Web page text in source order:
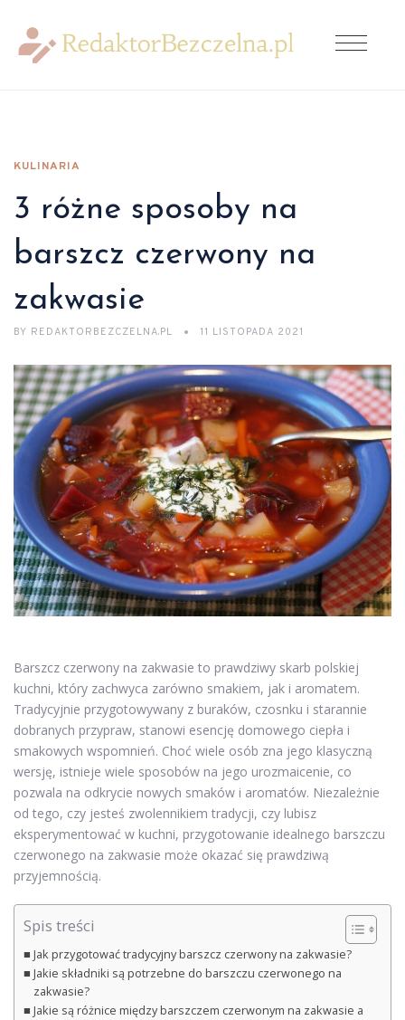
KULINARIA
3 różne sposoby na
barszcz czerwony na
zakwasie
BY REDAKTORBEZCZELNA.PL 11 LISTOPADA 2021
Barszcz czerwony na zakwasie to prawdziwy skarb polskiej
kuchni, który zachwyca zarówno smakiem, jak i aromatem.
Tradycyjnie przygotowywany z buraków, czosnku i starannie
dobranych przypraw, stanowi esencję domowego ciepła i
smakowych wspomnień. Choć wiele osób zna jego klasyczną
wersję, istnieje wiele sposobów na jego urozmaicenie, co
pozwala na odkrycie nowych smaków i aromatów. Niezależnie
od tego, czy jesteś zwolennikiem tradycji, czy lubisz
eksperymentować w kuchni, przygotowanie idealnego barszczu
czerwonego na zakwasie może okazać się prawdziwą
przyjemnością.
Spis treści
Jak przygotować tradycyjny barszcz czerwony na zakwasie?
Jakie składniki są potrzebne do barszczu czerwonego na
zakwasie?
Jakie są różnice między barszczem czerwonym na zakwasie a